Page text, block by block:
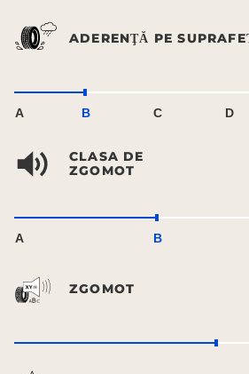
ADERENŢĂ PE
A B C D
CLASA DE
ZGOMOT
A B
ZGOMOT